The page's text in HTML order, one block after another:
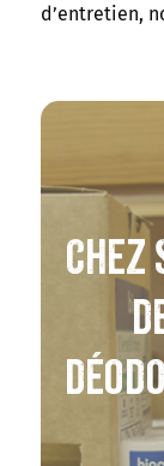
d’entretien,
Chez